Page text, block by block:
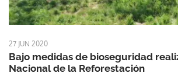
27 JUN 2020
Bajo medidas de bioseguridad
Nacional de la Reforestación